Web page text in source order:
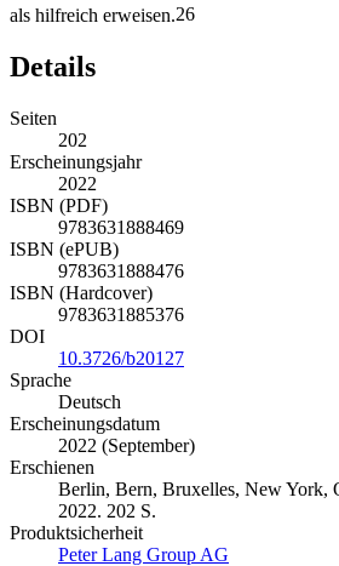
als hilfreich erweisen.26
Details
Seiten
202
Erscheinungsjahr
2022
ISBN (PDF)
9783631888469
ISBN (ePUB)
9783631888476
ISBN (Hardcover)
9783631885376
DOI
10.3726/b20127
Sprache
Deutsch
Erscheinungsdatum
2022 (September)
Erschienen
Berlin, Bern, Bruxelles, New York,
2022. 202 S.
Produktsicherheit
Peter Lang Group AG